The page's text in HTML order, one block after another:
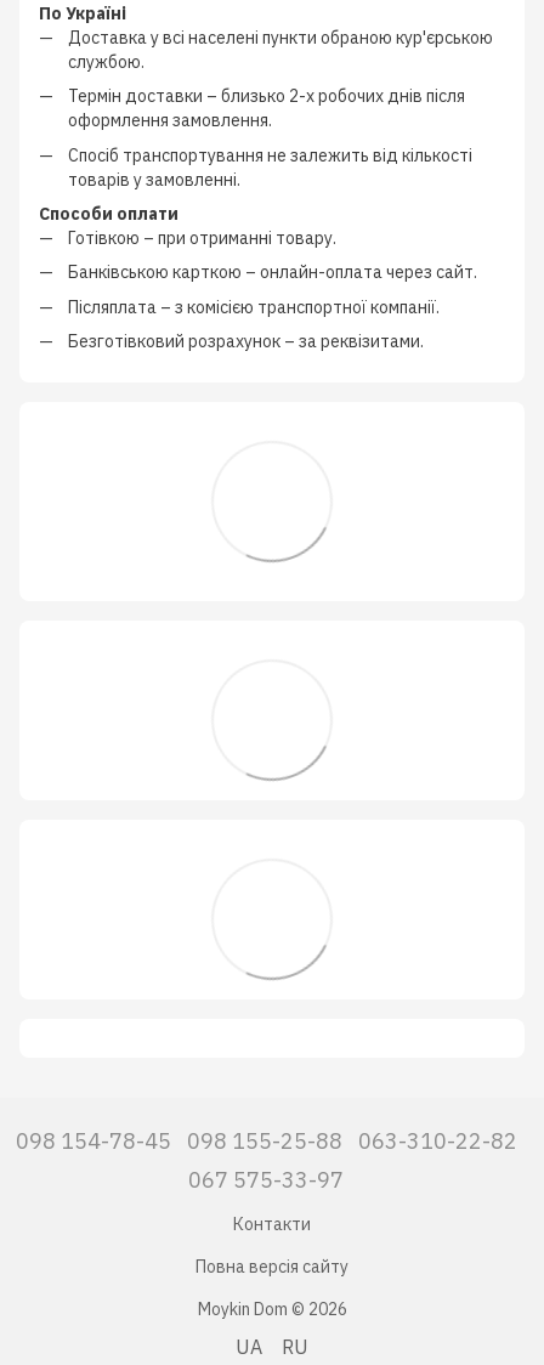
По Україні
Доставка у всі населені пункти обраною кур'єрською
службою.
Термін доставки – близько 2-х робочих днів після
оформлення замовлення.
Спосіб транспортування не залежить від кількості
товарів у замовленні.
Способи оплати
Готівкою – при отриманні товару.
Банківською карткою – онлайн-оплата через сайт.
Післяплата – з комісією транспортної компанії.
Безготівковий розрахунок – за реквізитами.
098 154-78-45 098 155-25-88
063-310-22-82
067 575-33-97
Контакти
Повна версія сайту
Moykin Dom © 2026
UA RU